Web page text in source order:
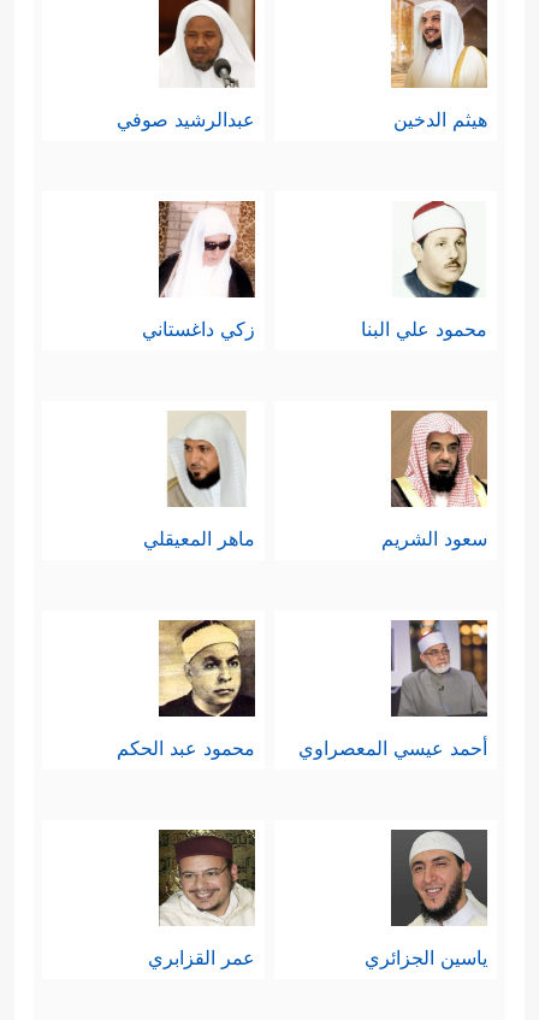
هيثم الدخين عبدالرشيد صوفي
محمود علي البنا زكي داغستاني
سعود الشريم ماهر المعيقلي
أحمد عيسي المعصراوي محمود عبد الحكم
ياسين الجزائري عمر القزابري